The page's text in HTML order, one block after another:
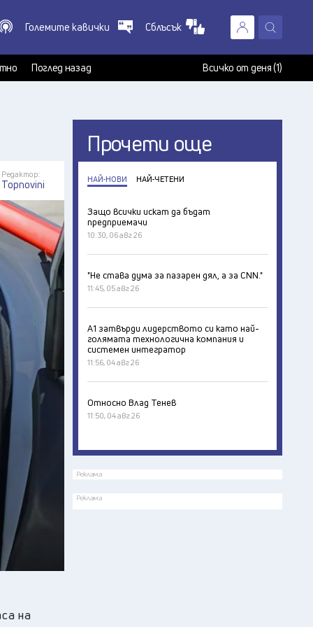
X
Големите кавички Сблъсък
Поглед назад Всичко от деня (1)
Редактор:
Topnovini
на
Прочети още
НАЙ-НОВИ НАЙ-ЧЕТЕНИ
Защо всички искат да бъдат
предприемачи
10:30, 06 авг 26
"Не става дума за пазарен дял, а за CNN."
11:45, 05 авг 26
А1 затвърди лидерството си като най-
голямата технологична компания и
системен интегратор
11:56, 04 авг 26
Относно Влад Тенев
11:50, 04 авг 26
Реклама
Реклама